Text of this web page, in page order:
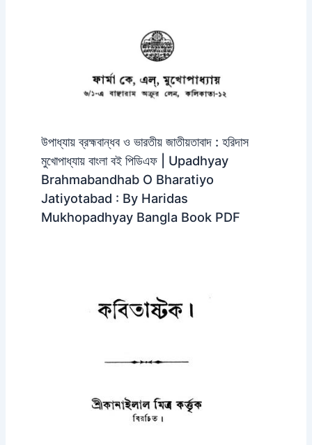
উপাধ্যায় ব্রহ্মবান্ধব ও ভারতীয় জাতীয়তাবাদ : হরিদাস
মুখোপাধ্যায় বাংলা বই পিডিএফ | Upadhyay
Brahmabandhab O Bharatiyo
Jatiyotabad : By Haridas
Mukhopadhyay Bangla Book PDF